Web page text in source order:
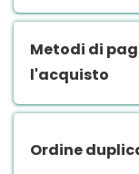
Metodi di
l'acquisto
Ordine